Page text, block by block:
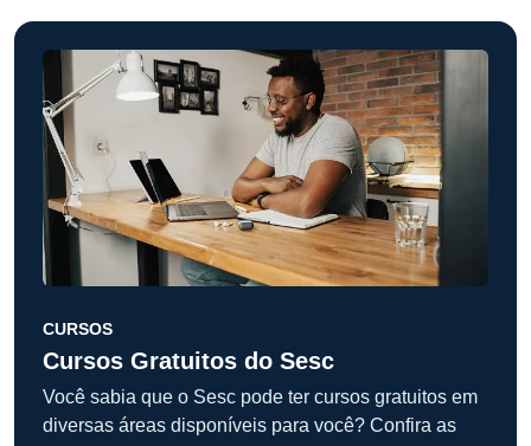
CURSOS
Cursos Gratuitos do Sesc
Você sabia que o Sesc pode ter cursos gratuitos em
diversas áreas disponíveis para você? Confira as